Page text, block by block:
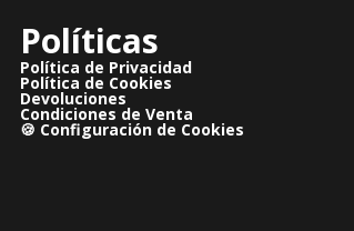
Políticas
Política de Privacidad
Política de Cookies
Devoluciones
Condiciones de Venta
🍪 Configuración de Cookies